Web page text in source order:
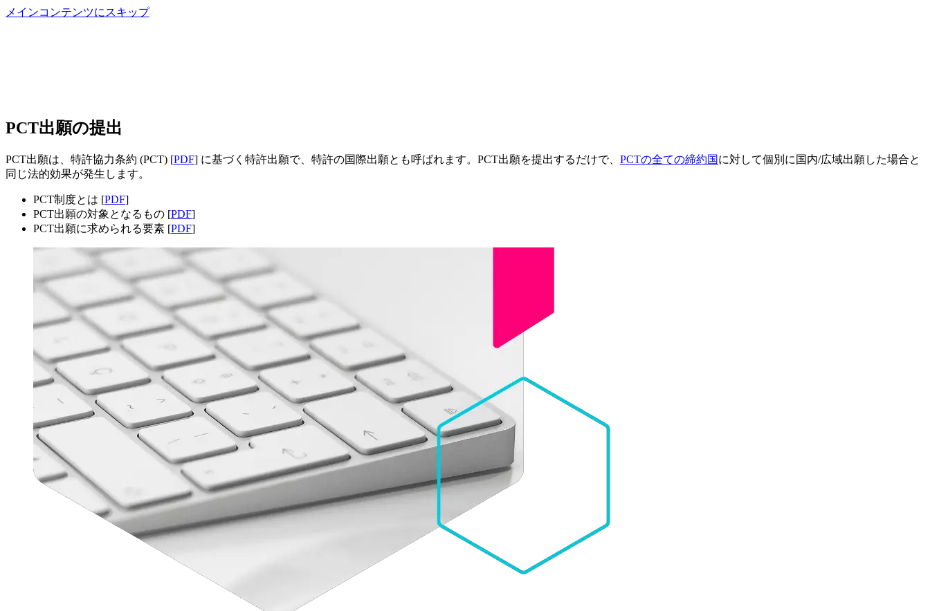
メインコンテンツにスキップ
PCT出願の提出
PCT出願は、​​​​​​特許協力条約 (PCT) [PDF] に基づく特許出願で、特許の国際出願とも呼ばれます。PCT出願を提出するだけで、 PCTの全ての締約国に対して個別に国内/広域出願した場合と
同じ法的効果が発生します。
PCT制度とは [PDF]
PCT出願の対象となるもの [PDF]
PCT出願に求められる要素 [PDF]